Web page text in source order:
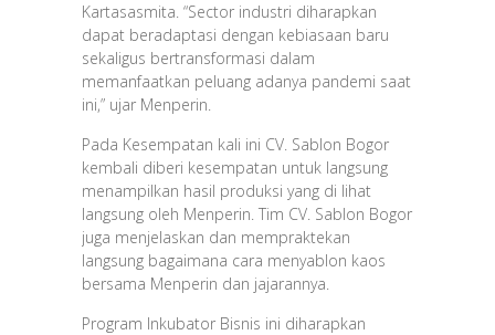
Kartasasmita. “Sector industri diharapkan
dapat beradaptasi dengan kebiasaan baru
sekaligus bertransformasi dalam
memanfaatkan peluang adanya pandemi saat
ini,” ujar Menperin.
Pada Kesempatan kali ini CV. Sablon Bogor
kembali diberi kesempatan untuk langsung
menampilkan hasil produksi yang di lihat
langsung oleh Menperin. Tim CV. Sablon Bogor
juga menjelaskan dan mempraktekan
langsung bagaimana cara menyablon kaos
bersama Menperin dan jajarannya.
Program Inkubator Bisnis ini diharapkan